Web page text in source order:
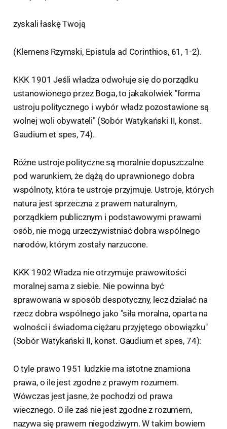
zyskali łaskę Twoją
(Klemens Rzymski, Epistula ad Corinthios, 61, 1-2).
KKK 1901 Jeśli władza odwołuje się do porządku
ustanowionego przez Boga, to jakakolwiek "forma
ustroju politycznego i wybór władz pozostawione są
wolnej woli obywateli" (Sobór Watykański II, konst.
Gaudium et spes, 74).
Różne ustroje polityczne są moralnie dopuszczalne
pod warunkiem, że dążą do uprawnionego dobra
wspólnoty, która te ustroje przyjmuje. Ustroje, których
natura jest sprzeczna z prawem naturalnym,
porządkiem publicznym i podstawowymi prawami
osób, nie mogą urzeczywistniać dobra wspólnego
narodów, którym zostały narzucone.
KKK 1902 Władza nie otrzymuje prawowitości
moralnej sama z siebie. Nie powinna być
sprawowana w sposób despotyczny, lecz działać na
rzecz dobra wspólnego jako "siła moralna, oparta na
wolności i świadoma ciężaru przyjętego obowiązku"
(Sobór Watykański II, konst. Gaudium et spes, 74):
O tyle prawo 1951 ludzkie ma istotne znamiona
prawa, o ile jest zgodne z prawym rozumem.
Wówczas jest jasne, że pochodzi od prawa
wiecznego. O ile zaś nie jest zgodne z rozumem,
nazywa się prawem niegodziwym. W takim bowiem